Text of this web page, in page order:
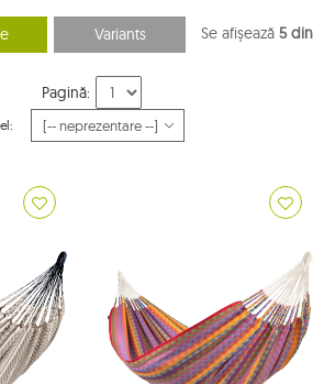
Variants Se afișează 5 din
Pagină: